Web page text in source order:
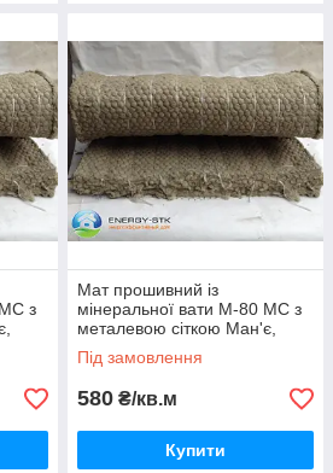
з
Мат прошивний із
мінеральної вати М-80 МС з
металевою сіткою Ман'є,
товщина 100 мм
Під замовлення
580 ₴/кв.м
Купити